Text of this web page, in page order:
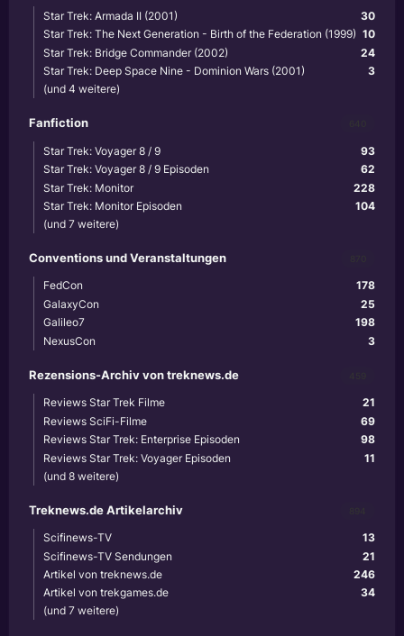
30
Star Trek: Armada II (2001)
10
Star Trek: The Next Generation - Birth of the Federation (1999)
24
Star Trek: Bridge Commander (2002)
3
Star Trek: Deep Space Nine - Dominion Wars (2001)
(und 4 weitere)
Fanfiction
93
Star Trek: Voyager 8 / 9
62
Star Trek: Voyager 8 / 9 Episoden
228
Star Trek: Monitor
104
Star Trek: Monitor Episoden
(und 7 weitere)
Conventions und Veranstaltungen
178
FedCon
25
GalaxyCon
198
Galileo7
3
NexusCon
Rezensions-Archiv von treknews.de
21
Reviews Star Trek Filme
69
Reviews SciFi-Filme
98
Reviews Star Trek: Enterprise Episoden
11
Reviews Star Trek: Voyager Episoden
(und 8 weitere)
Treknews.de Artikelarchiv
13
Scifinews-TV
21
Scifinews-TV Sendungen
246
Artikel von treknews.de
34
Artikel von trekgames.de
(und 7 weitere)